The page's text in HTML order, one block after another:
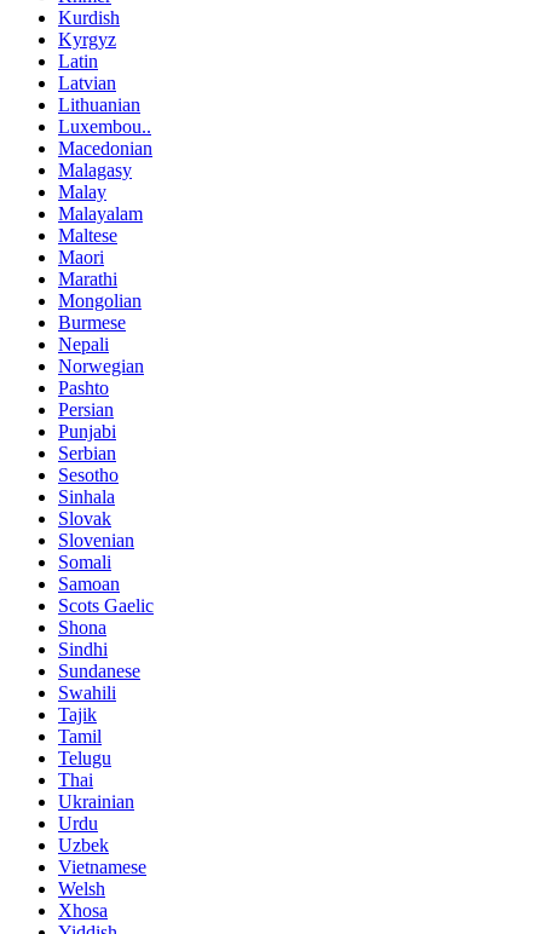
Kurdish
Kyrgyz
Latin
Latvian
Lithuanian
Luxembou..
Macedonian
Malagasy
Malay
Malayalam
Maltese
Maori
Marathi
Mongolian
Burmese
Nepali
Norwegian
Pashto
Persian
Punjabi
Serbian
Sesotho
Sinhala
Slovak
Slovenian
Somali
Samoan
Scots Gaelic
Shona
Sindhi
Sundanese
Swahili
Tajik
Tamil
Telugu
Thai
Ukrainian
Urdu
Uzbek
Vietnamese
Welsh
Xhosa